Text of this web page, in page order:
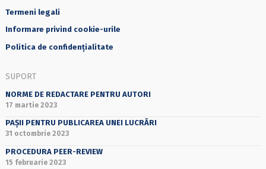
Termeni legali
Informare privind cookie-urile
Politica de confidențialitate
SUPORT
NORME DE REDACTARE PENTRU AUTORI
17 martie 2023
PAȘII PENTRU PUBLICAREA UNEI LUCRĂRI
31 octombrie 2023
PROCEDURA PEER-REVIEW
15 februarie 2023